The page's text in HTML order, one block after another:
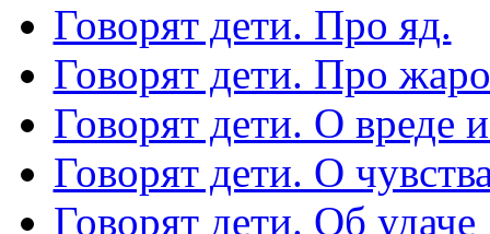
Говорят дети. Про яд.
Говорят дети. Про
Говорят дети. О вреде
Говорят дети. О
Говорят дети. Об удаче